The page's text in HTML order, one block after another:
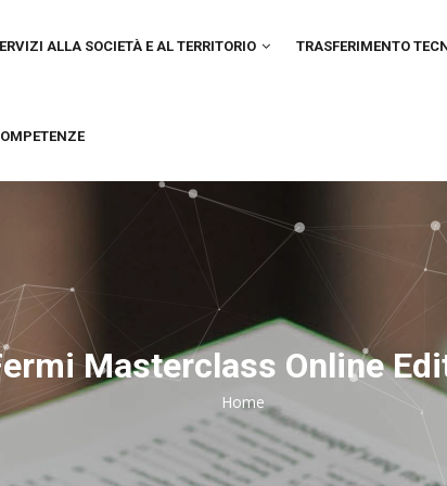
ALLA SOCIETÀ E AL TERRITORIO TRASFERIMENTO
Masterclass Online
Breadcrumb
Home